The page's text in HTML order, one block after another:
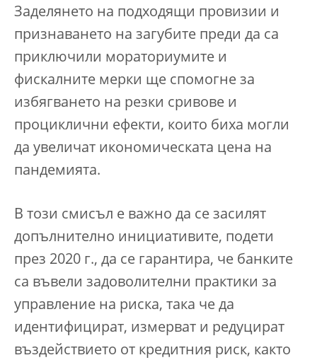
Заделянето на подходящи провизии и
признаването на загубите преди да са
приключили мораториумите и
фискалните мерки ще спомогне за
избягването на резки сривове и
проциклични ефекти, които биха могли
да увеличат икономическата цена на
пандемията.
В този смисъл е важно да се засилят
допълнително инициативите, подети
през 2020 г., да се гарантира, че банките
са въвели задоволителни практики за
управление на риска, така че да
идентифицират, измерват и редуцират
въздействието от кредитния риск, както